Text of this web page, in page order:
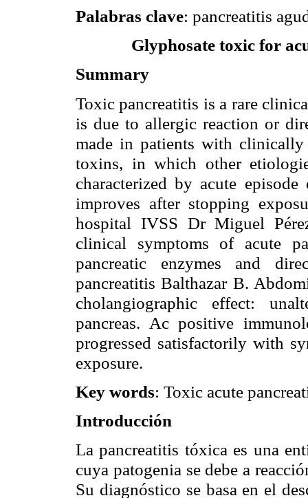
Palabras clave: pancreatitis
Glyphosate toxic for
Summary
Toxic pancreatitis is a rare
is due to allergic reaction or
made in patients with
toxins, in which other
characterized by acute
improves after stopping
hospital IVSS Dr Miguel
clinical symptoms of acute
pancreatic enzymes and
pancreatitis Balthazar B.
cholangiographic effect:
pancreas. Ac positive
progressed satisfactorily with
exposure.
Key words: Toxic acute
Introducción
La pancreatitis tóxica es una
cuya patogenia se debe a
Su diagnóstico se basa en el